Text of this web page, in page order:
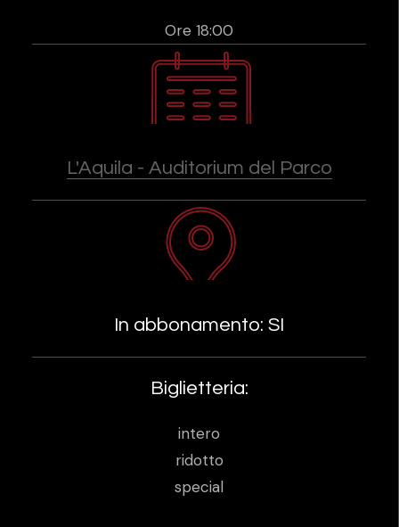
Ore 18:00
L'Aquila - Auditorium del Parco
In abbonamento: SI
Biglietteria:
intero
ridotto
special